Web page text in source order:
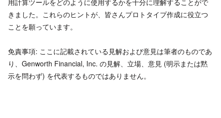
きました。これらのヒントが、皆さんプロトタイプ作成に役立つ
ことを願っています。
免責事項: ここに記載されている見解および意見は筆者のものであ
り、Genworth Financial, Inc. の見解、立場、意見 (明示または黙
示を問わず) を代表するものではありません。